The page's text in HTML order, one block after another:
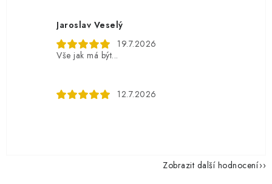
Jaroslav Veselý
19.7.2026
Vše jak má být...
12.7.2026
Zobrazit další hodnocení